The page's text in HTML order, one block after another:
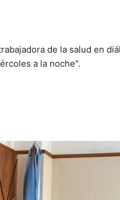
de la salud en
a la noche".